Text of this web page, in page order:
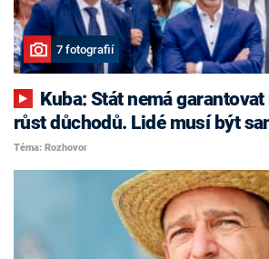
7 fotografií
růst důchodů. Lidé musí být
Téma: Rozhovor